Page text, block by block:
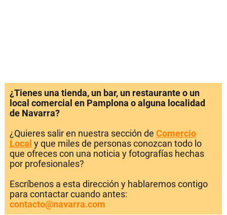
¿Tienes una tienda, un bar, un restaurante o un
local comercial en Pamplona o alguna localidad
de Navarra?
¿Quieres salir en nuestra sección de Comercio
Local y que miles de personas conozcan todo lo
que ofreces con una noticia y fotografías hechas
por profesionales?
Escríbenos a esta dirección y hablaremos contigo
para contactar cuando antes:
contacto@navarra.com